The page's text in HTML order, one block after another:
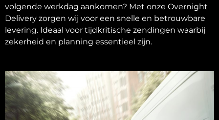
volgende werkdag aankomen? Met onze Overnight
Delivery zorgen wij voor een snelle en betrouwbare
levering. Ideaal voor tijdkritische zendingen waarbij
zekerheid en planning essentieel zijn.